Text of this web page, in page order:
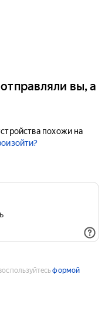
вы, а
похожи на
формой